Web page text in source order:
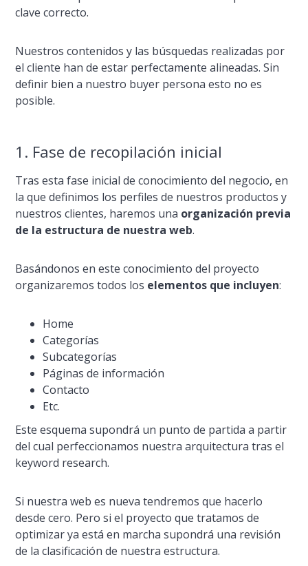
clave correcto.
Nuestros contenidos y las búsquedas realizadas por
el cliente han de estar perfectamente alineadas. Sin
definir bien a nuestro buyer persona esto no es
posible.
1. Fase de recopilación inicial
Tras esta fase inicial de conocimiento del negocio, en
la que definimos los perfiles de nuestros productos y
nuestros clientes, haremos una organización previa
de la estructura de nuestra web.
Basándonos en este conocimiento del proyecto
organizaremos todos los elementos que incluyen:
Home
Categorí­as
Subcategorí­as
Páginas de información
Contacto
Etc.
Este esquema supondrá un punto de partida a partir
del cual perfeccionamos nuestra arquitectura tras el
keyword research.
Si nuestra web es nueva tendremos que hacerlo
desde cero. Pero si el proyecto que tratamos de
optimizar ya está en marcha supondrá una revisión
de la clasificación de nuestra estructura.